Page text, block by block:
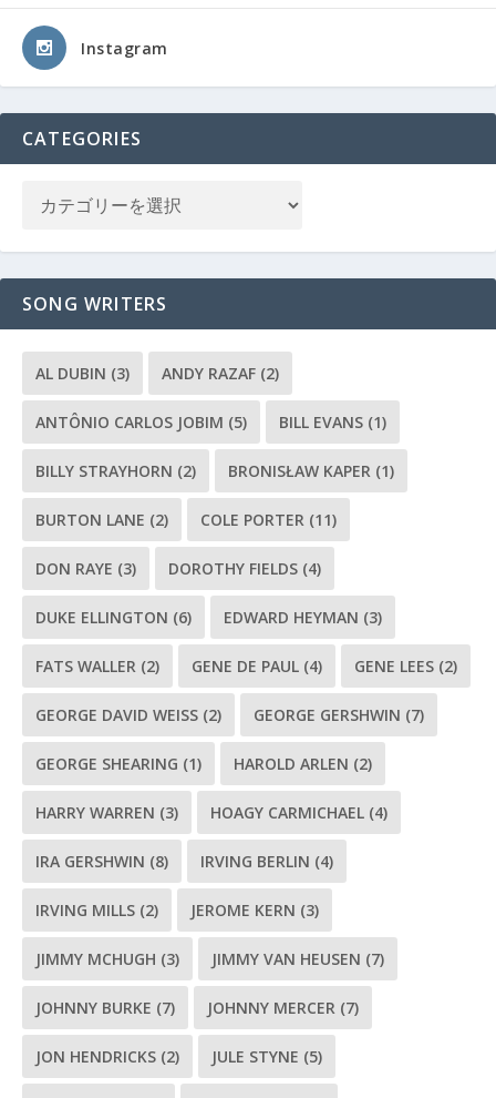
Instagram
CATEGORIES
SONG WRITERS
AL DUBIN (3) ANDY RAZAF (2)
ANTÔNIO CARLOS JOBIM (5) BILL EVANS (1)
BILLY STRAYHORN (2) BRONISŁAW KAPER (1)
BURTON LANE (2) COLE PORTER (11)
DON RAYE (3) DOROTHY FIELDS (4)
DUKE ELLINGTON (6) EDWARD HEYMAN (3)
FATS WALLER (2) GENE DE PAUL (4) GENE LEES (2)
GEORGE DAVID WEISS (2) GEORGE GERSHWIN (7)
GEORGE SHEARING (1) HAROLD ARLEN (2)
HARRY WARREN (3) HOAGY CARMICHAEL (4)
IRA GERSHWIN (8) IRVING BERLIN (4)
IRVING MILLS (2) JEROME KERN (3)
JIMMY MCHUGH (3) JIMMY VAN HEUSEN (7)
JOHNNY BURKE (7) JOHNNY MERCER (7)
JON HENDRICKS (2) JULE STYNE (5)